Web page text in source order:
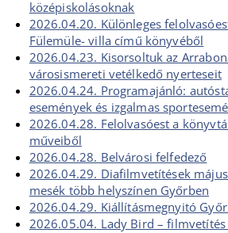
középiskolásoknak
2026.04.20. Különleges
Fülemüle- villa című könyvéből
2026.04.23. Kisorsoltuk az
városismereti vetélkedő nyerteseit
2026.04.24. Programajánló:
események és izgalmas
2026.04.28. Felolvasóest a
műveiből
2026.04.28. Belvárosi felfedező
2026.04.29. Diafilmvetítések
mesék több helyszínen Győrben
2026.04.29. Kiállításmegnyitó
2026.05.04. Lady Bird – filmvetítés